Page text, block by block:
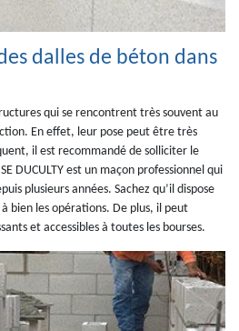
dalles de béton dans
qui se rencontrent très souvent au
En effet, leur pose peut être très
il est recommandé de solliciter le
DUCULTY est un maçon professionnel qui
plusieurs années. Sachez qu’il dispose
bien les opérations. De plus, il peut
et accessibles à toutes les bourses.